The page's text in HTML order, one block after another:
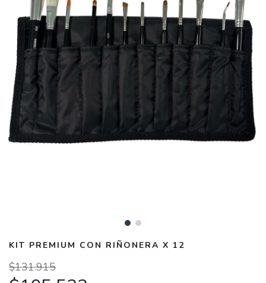
KIT PREMIUM CON RIÑONERA X 12
$131.915